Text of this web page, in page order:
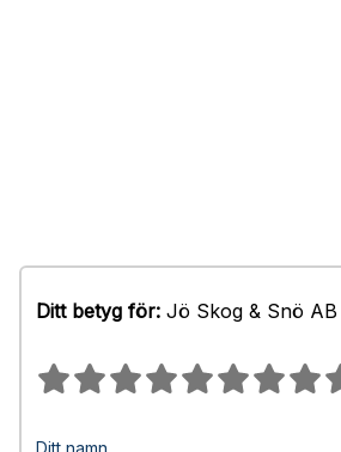
Ditt betyg för: Jö Skog & Snö
Ditt namn